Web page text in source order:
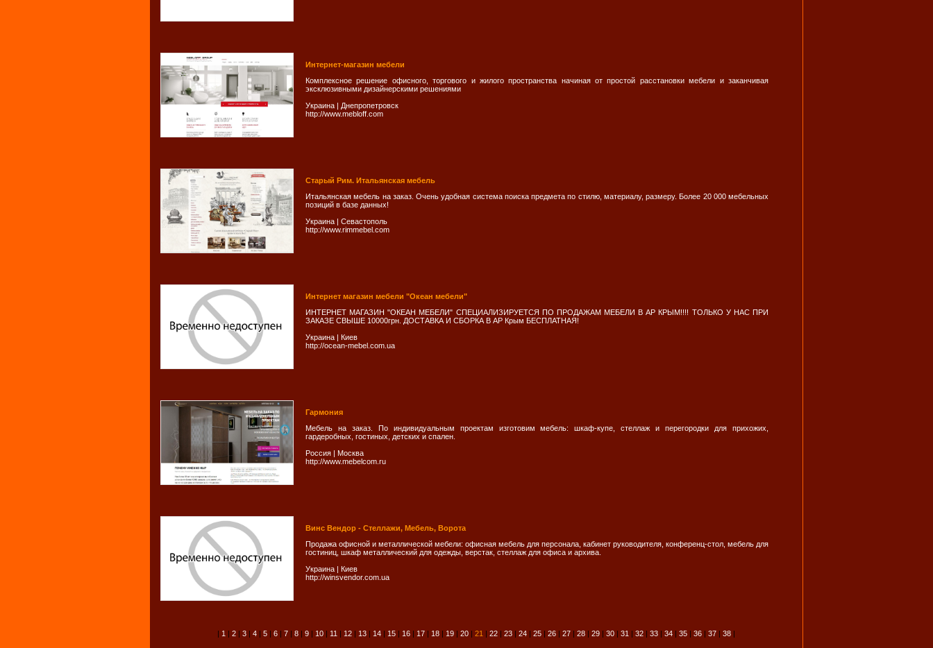
Интернет-магазин мебели
Комплексное решение офисного, торгового и жилого пространства начиная от простой расстановки мебели и заканчивая
эксклюзивными дизайнерскими решениями
Украина | Днепропетровск
http://www.mebloff.com
Старый Рим. Итальянская мебель
Итальянская мебель на заказ. Очень удобная система поиска предмета по стилю, материалу, размеру. Более 20 000 мебельных
позиций в базе данных!
Украина | Севастополь
http://www.rimmebel.com
Интернет магазин мебели "Океан мебели"
ИНТЕРНЕТ МАГАЗИН "ОКЕАН МЕБЕЛИ" СПЕЦИАЛИЗИРУЕТСЯ ПО ПРОДАЖАМ МЕБЕЛИ В АР КРЫМ!!!! ТОЛЬКО У НАС ПРИ
ЗАКАЗЕ СВЫШЕ 10000грн. ДОСТАВКА И СБОРКА В АР Крым БЕСПЛАТНАЯ!
Украина | Киев
http://ocean-mebel.com.ua
Гармония
Мебель на заказ. По индивидуальным проектам изготовим мебель: шкаф-купе, стеллаж и перегородки для прихожих,
гардеробных, гостиных, детских и спален.
Россия | Москва
http://www.mebelcom.ru
Винс Вендор - Стеллажи, Мебель, Ворота
Продажа офисной и металлической мебели: офисная мебель для персонала, кабинет руководителя, конференц-стол, мебель для
гостиниц, шкаф металлический для одежды, верстак, стеллаж для офиса и архива.
Украина | Киев
http://winsvendor.com.ua
| 1 | 2 | 3 | 4 | 5 | 6 | 7 | 8 | 9 | 10 | 11 | 12 | 13 | 14 | 15 | 16 | 17 | 18 | 19 | 20 | 21 | 22 | 23 | 24 | 25 | 26 | 27 | 28 | 29 | 30 | 31 | 32 | 33 | 34 | 35 | 36 | 37 | 38 |